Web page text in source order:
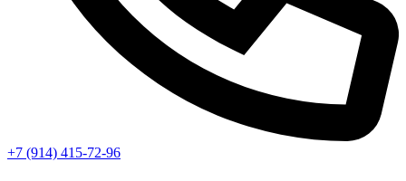
+7 (914) 415-72-96